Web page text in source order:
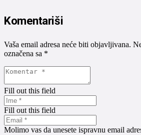
Komentariši
Vaša email adresa neće biti objavljivana.
označena sa *
Fill out this field
Fill out this field
Molimo vas da unesete ispravnu email